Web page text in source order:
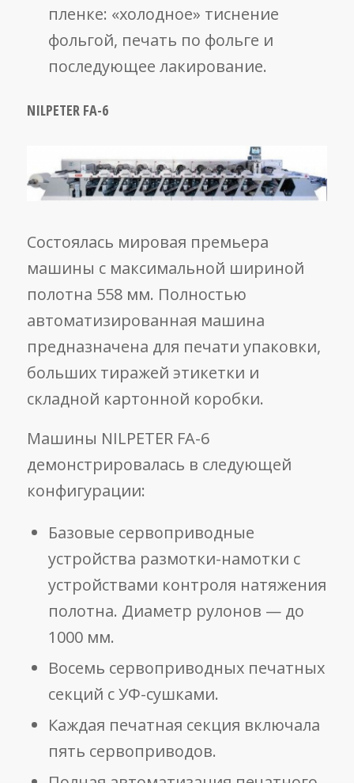
пленке: «холодное» тиснение
фольгой, печать по фольге и
последующее лакирование.
NILPETER FA-6
Состоялась мировая премьера
машины с максимальной шириной
полотна 558 мм. Полностью
автоматизированная машина
предназначена для печати упаковки,
больших тиражей этикетки и
складной картонной коробки.
Машины NILPETER FA-6
демонстрировалась в следующей
конфигурации:
Базовые сервоприводные
устройства размотки-намотки с
устройствами контроля натяжения
полотна. Диаметр рулонов — до
1000 мм.
Восемь сервоприводных печатных
секций с УФ-сушками.
Каждая печатная секция включала
пять сервоприводов.